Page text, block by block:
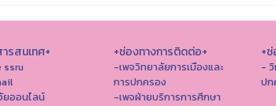
รสนเทศ+
ssru
ยออนไลน์
+ช่องทางการติดต่อ+
-เพจวิทยาลัยการเมืองและ
การปกครอง
-เพจฝ่ายบริการการศึกษา
+
- วิ
ปก